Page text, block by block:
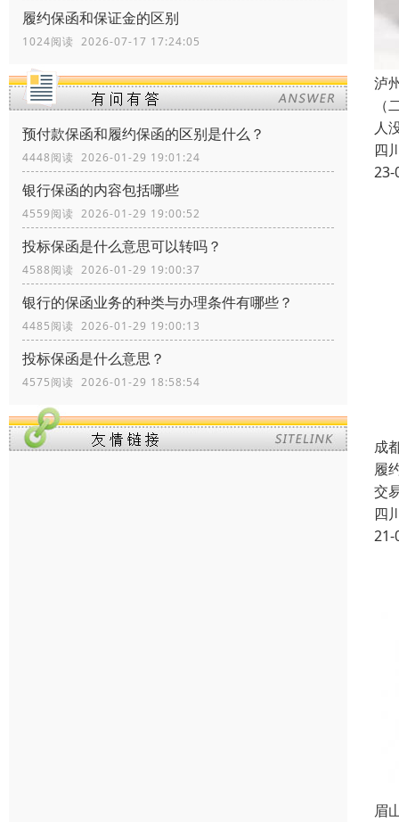
履约保函和保证金的区别
1024阅读 2026-07-17 17:24:05
预付款保函和履约保函的区别是什么？
4448阅读 2026-01-29 19:01:24
银行保函的内容包括哪些
4559阅读 2026-01-29 19:00:52
投标保函是什么意思可以转吗？
4588阅读 2026-01-29 19:00:37
银行的保函业务的种类与办理条件有哪些？
4485阅读 2026-01-29 19:00:13
投标保函是什么意思？
4575阅读 2026-01-29 18:58:54
泸
人
四
23-
成
履
交
四
21-
眉